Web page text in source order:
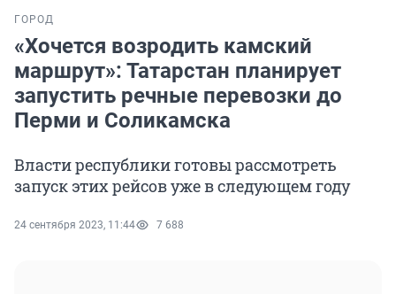
ГОРОД
«Хочется возродить камский
маршрут»: Татарстан планирует
запустить речные перевозки до
Перми и Соликамска
Власти республики готовы рассмотреть
запуск этих рейсов уже в следующем году
24 сентября 2023, 11:44 7 688